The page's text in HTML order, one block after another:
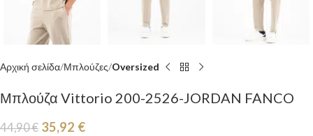
Αρχική σελίδα Μπλούζες Oversized
Μπλούζα Vittorio 200-2526-JORDAN FANCO
44,90€ 35,92 €